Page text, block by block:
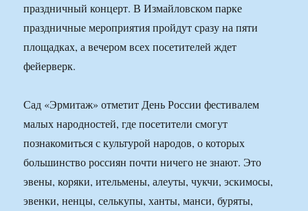
праздничный концерт. В Измайловском парке
праздничные мероприятия пройдут сразу на пяти
площадках, а вечером всех посетителей ждет
фейерверк.
Сад «Эрмитаж» отметит День России фестивалем
малых народностей, где посетители смогут
познакомиться с культурой народов, о которых
большинство россиян почти ничего не знают. Это
эвены, коряки, ительмены, алеуты, чукчи, эскимосы,
эвенки, ненцы, селькупы, ханты, манси, буряты,